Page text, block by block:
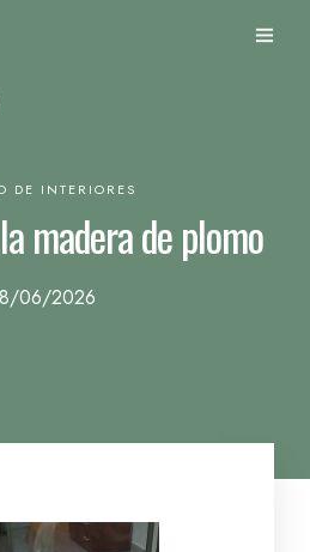
DE INTERIORES
madera de plomo
06/2026